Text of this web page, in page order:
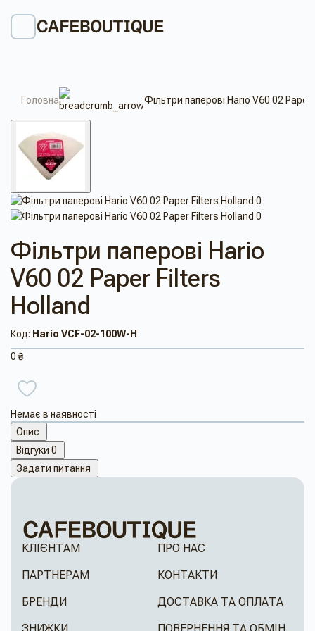
Головна Фільтри паперові Hario V60 02
Фільтри паперові Hario
V60 02 Paper Filters
Holland
Код: Hario VCF-02-100W-H
0 ₴
Немає в наявності
Опис
Відгуки 0
Задати питання
КЛІЄНТАМ
ПАРТНЕРАМ
БРЕНДИ
ПРО НАС
КОНТАКТИ
ДОСТАВКА ТА ОПЛАТА